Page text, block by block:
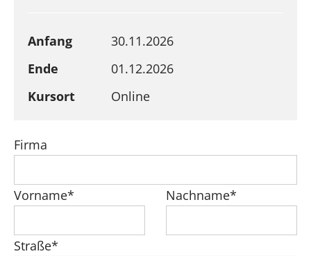
Firma
Vorname* Nachname*
Straße*
Anfang
30.11.2026
Ende
01.12.2026
Kursort
Online